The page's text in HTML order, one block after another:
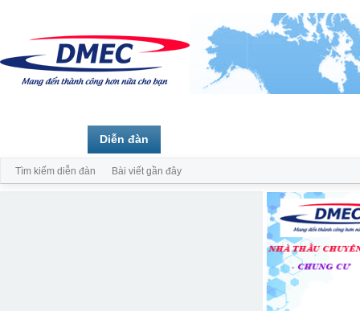
Diễn đàn
Tìm kiếm diễn đàn Bài viết gần đây